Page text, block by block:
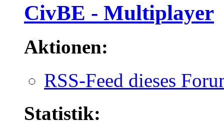
CivBE - Multiplayer
Aktionen:
RSS-Feed dieses
Statistik: